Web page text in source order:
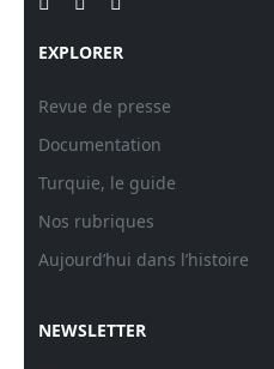
EXPLORER
Revue de presse
Documentation
Turquie, le guide
Nos rubriques
Aujourd’hui dans l’histoire
NEWSLETTER